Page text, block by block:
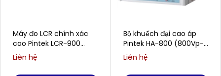
Máy đo LCR chính xác
cao Pintek LCR-900
(100Hz-100kHz)
Liên hệ
Bộ khuếch đại cao áp
Pintek HA-800 (800Vp-p
/ 35mA)
Liên hệ